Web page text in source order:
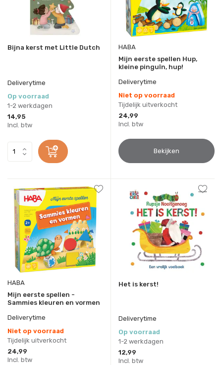
Bijna kerst met Little Dutch
Deliverytime
Op voorraad
1-2 werkdagen
14,95
Incl. btw
HABA
Mijn eerste spellen Hup,
kleine pinguïn, hup!
Deliverytime
Niet op voorraad
Tijdelijk uitverkocht
24,99
Incl. btw
Bekijken
HABA
Mijn eerste spellen -
Sammies kleuren en vormen
Deliverytime
Niet op voorraad
Tijdelijk uitverkocht
24,99
Incl. btw
Het is kerst!
Deliverytime
Op voorraad
1-2 werkdagen
12,99
Incl. btw